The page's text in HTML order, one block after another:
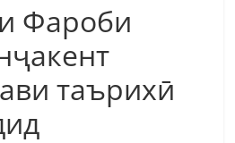
Фароби
таърихӣ